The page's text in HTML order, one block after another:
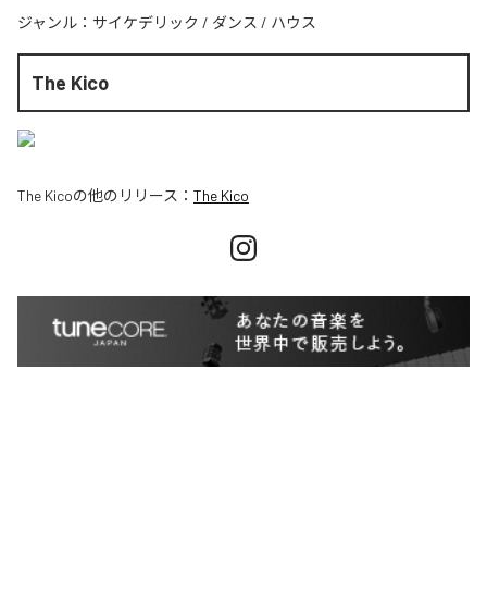
ジャンル： サイケデリック / ダンス / ハウス
The Kico
The Kicoの他のリリース： The Kico